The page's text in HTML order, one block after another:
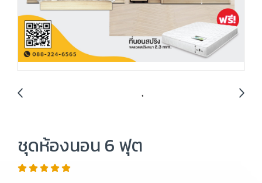
ชุดห้องนอน 6 ฟุต